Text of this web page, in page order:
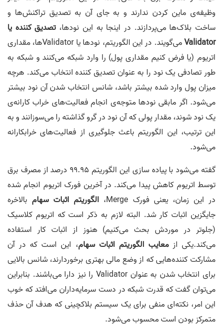
وظیفه‌ی ماین کردن ندارند و به جای آن به تصدیق تراکنش‌ها و
ساخت بلاک‌ها می‌پردازند. در اینجا به این نودها،تصدیق کننده یا
Validator
می‌گویند. در این الگوریتم، نودها یا Validatorها، مقداری
اتریوم (یا فرض کنیم مقداری پول) را وارد شبکه می‌کنند و شبکه به
طور تصادفی یک نود را به عنوان تصدیق کننده انتخاب می‌کند. هرچه
میزان پول وارد شده بیشتر باشد، شانس انتخاب شدن آن نود بیشتر
می‌شود. اگر مابقی نودها متوجه‌ی انجام فعالیت‌های خراب کارانه‌ی
یک نود شوند، مقدار پولی که آن نود در گرو گذاشته را می‌سوزانند و به
این ترتیب، این الگوریتم باعث جلوگیری از فعالیت‌های خرابکارانه
می‌شود.
گفته می‌شود با پیاده سازی این الگوریتم 99.95 درصد از مصرف برق
توسط اتریوم کاهش پیدا می‌کند. در آخرین فورک اتریوم انجام شده
در این زمان، یعنی فورک Merge،
الگوریتم اثبات سهامبالاخره
جایگزین اثبات کار شد. البته لازم به ذکر است که اتریوم کلاسیک
(جلوتر در موردش بحث می‌کنیم) هنوز از اثبات کار استفاده
می‌کند.یکی ازمعایب الگوریتم اثبات سهام، این است که در آن
مشارکت کننده‌هایی که از وضع مالی بهتری برخوردارند، شانس بالایی
برای انتخاب شدن به عنوان Validator را نیز دارا می‌باشند. بنابراین
می‌توان گفت که قدرت شبکه در دست سرمایه‌داران می‌افتد که خوب
این امر، نکته‌ای منفی برای یک سیستم بلاکچینی که هدف آن حذف
متمرکز بودن است محسوب می‌شود.